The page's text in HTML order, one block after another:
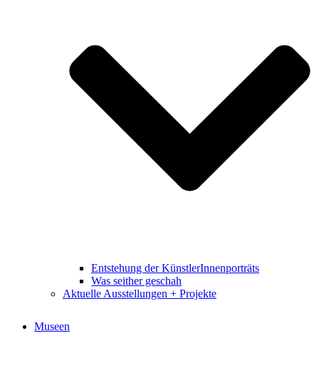
Entstehung der KünstlerInnenporträts
Was seither geschah
Aktuelle Ausstellungen + Projekte
Museen